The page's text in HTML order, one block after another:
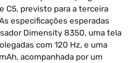
C5, previsto para a terceira
especificações esperadas
Dimensity 8350, uma tela
com 120 Hz, e uma
acompanhada por um